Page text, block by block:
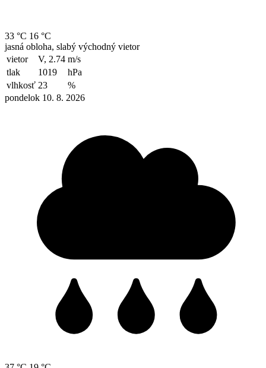
33 °C 16 °C
jasná obloha, slabý východný vietor
vietor
V, 2.74 m/s
tlak
1019
hPa
vlhkosť 23
%
pondelok 10. 8. 2026